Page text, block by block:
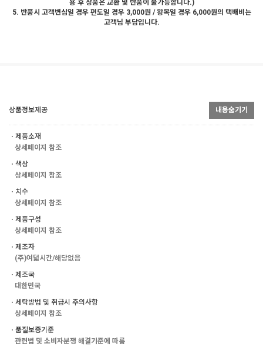
용 후 상품은 교환 및 반품이 불가능합니다.)
5. 반품시 고객변심일 경우 편도일 경우 3,000원 / 왕복일 경우 6,000원의 택배비는
고객님 부담입니다.
상품정보제공 내용숨기기
ㆍ제품소재
상세페이지 참조
ㆍ색상
상세페이지 참조
ㆍ치수
상세페이지 참조
ㆍ제품구성
상세페이지 참조
ㆍ제조자
(주)여덟시간/해당없음
ㆍ제조국
대한민국
ㆍ세탁방법 및 취급시 주의사항
상세페이지 참조
ㆍ품질보증기준
관련법 및 소비자분쟁 해결기준에 따름